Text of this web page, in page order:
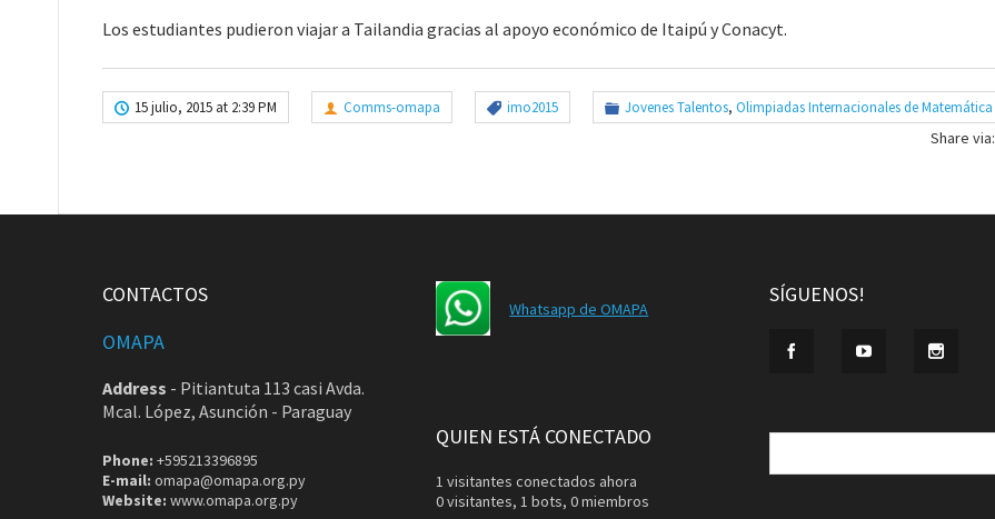
Los estudiantes pudieron viajar a Tailandia gracias al apoyo económico de Itaipú y Conacyt.
15 julio, 2015 at 2:39 PM Comms-omapa imo2015 Jovenes Talentos, Olimpiadas Internacionales de Matemática
Share via:
CONTACTOS
OMAPA
Address - Pitiantuta 113 casi Avda.
Mcal. López, Asunción - Paraguay
Phone: +595213396895
E-mail: omapa@omapa.org.py
Website: www.omapa.org.py
Whatsapp de OMAPA
SÍGUENOS!
QUIEN ESTÁ CONECTADO
1 visitantes conectados ahora
0 visitantes, 1 bots, 0 miembros
Buscar: